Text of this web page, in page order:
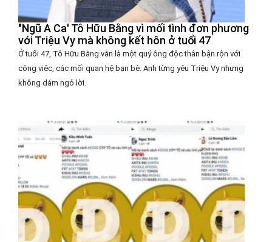
"Ngũ A Ca' Tô Hữu Bằng vì mối tình đơn phương
với Triệu Vy mà không kết hôn ở tuổi 47
Ở tuổi 47, Tô Hữu Bằng vẫn là một quý ông độc thân bận rộn với
công việc, các mối quan hệ bạn bè. Anh từng yêu Triệu Vy nhưng
không dám ngỏ lời.